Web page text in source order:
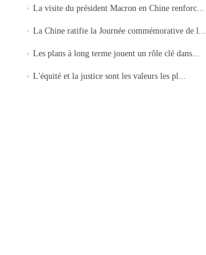
La visite du président Macron en Chine renforc...
La Chine ratifie la Journée commémorative de l...
Les plans à long terme jouent un rôle clé dans...
L'équité et la justice sont les valeurs les pl...